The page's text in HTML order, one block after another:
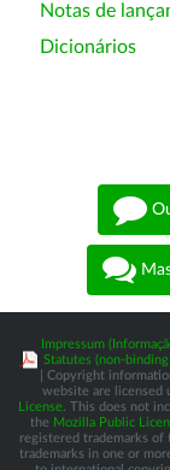
Notas de
Dicionários
Impressum
Statutes (non-
| Copyright
website are licensed
License . This does not
the Mozilla Public
registered trademarks of
trademarks in one or